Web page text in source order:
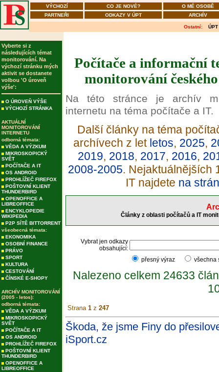
VÝCHOZÍ CO JE NOVÉ?
O MÉ OSOBĚ
PARTNEŘI
ODKAZY V ÚPT ARCHÍV
Ostatní: ÚPT
Vyberte si z
následujících témat
monitorování. Na
výchozí stránku mých
aktivit se dostanete
volbou 'O úroveň
výše':
O ÚROVEŇ VÝŠE
VÝCHOZÍ STRÁNKA
AKTUÁLNÍ
MONITOROVÁNÍ
INTERNETU
odborná témata:
VĚDA A VÝZKUM
MIKROSKOPICKÝ
SVĚT
POČÍTAČE A IT
OS ANDROID
PROHLÍŽEČ FIREFOX
POŠTOVNÍ KLIENT
THUNDERBIRD
OPENOFFICE A
LIBREOFFICE
ENCYKLOPEDIE
WIKIPEDIA
P2P SÍTĚ BITTORRENT
všeobecná témata:
EKONOMIKA
OSOBNÍ FINANCE
PRÁVO
SPORT
KULTURA
CESTOVÁNÍ
ČÍNSKÉ E-SHOPY
ARCHÍV MONITOROVÁNÍ
(2005 - letos):
odborná témata:
VĚDA A VÝZKUM
MIKROSKOPICKÝ
SVĚT
POČÍTAČE A IT
OS ANDROID
PROHLÍŽEČ FIREFOX
POŠTOVNÍ KLIENT
THUNDERBIRD
OPENOFFICE A
LIBREOFFICE
Počítače a informační
monitorování
Na této stránce je archív
internetu na téma počítače a IT.
Další články na téma
archívech z let letos, 2025,
2019, 2018, 2017, 2016,
2008-2005. Nejaktuálnějších
IT najdete na
Články z oblasti počítačů a IT
Vybrat jen odkazy
obsahující:
přesný výraz
Nalezeno celkem 24633
Strana 1 z 247
Škoda, že jsme Finy do
iSport.cz